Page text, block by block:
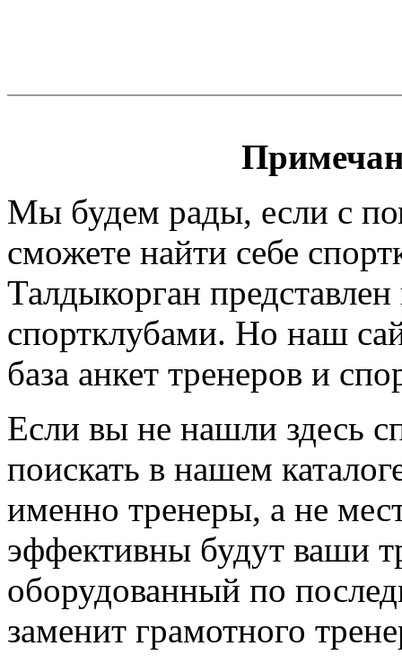
Мы будем рады, если с
сможете найти себе
Талдыкорган
спортклубами. Но наш
база анкет тренеров и
Если вы не нашли здесь
поискать в нашем
именно тренеры, а не
эффективны будут ваши
оборудованный по
заменит грамотного